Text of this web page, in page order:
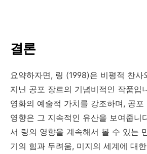
결론
요약하자면, 링 (1998)은 비평적 찬사
지닌 공포 장르의 기념비적인 작품입
영화의 예술적 가치를 강조하며, 공
영향은 그 지속적인 유산을 보여줍니
서 링의 영향을 계속해서 볼 수 있는
기의 힘과 두려움, 미지의 세계에 대